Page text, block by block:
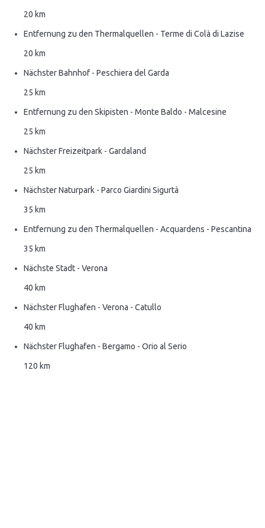
20 km
Entfernung zu den Thermalquellen - Terme di Colà di Lazise
20 km
Nächster Bahnhof - Peschiera del Garda
25 km
Entfernung zu den Skipisten - Monte Baldo - Malcesine
25 km
Nächster Freizeitpark - Gardaland
25 km
Nächster Naturpark - Parco Giardini Sigurtà
35 km
Entfernung zu den Thermalquellen - Acquardens - Pescantina
35 km
Nächste Stadt - Verona
40 km
Nächster Flughafen - Verona - Catullo
40 km
Nächster Flughafen - Bergamo - Orio al Serio
120 km